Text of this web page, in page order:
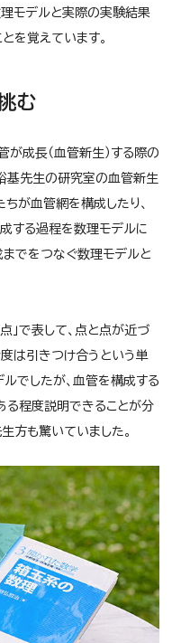
理モデルと実際の実験結果
を覚えています。
む
が成長（血管新生）する際の
基先生の研究室の血管新生
が血管網を構成したり、
する過程を数理モデルに
までをつなぐ数理モデルと
」で表して、点と点が近づ
は引きつけ合うという単
でしたが、血管を構成する
る程度説明できることが分
方も驚いていました。